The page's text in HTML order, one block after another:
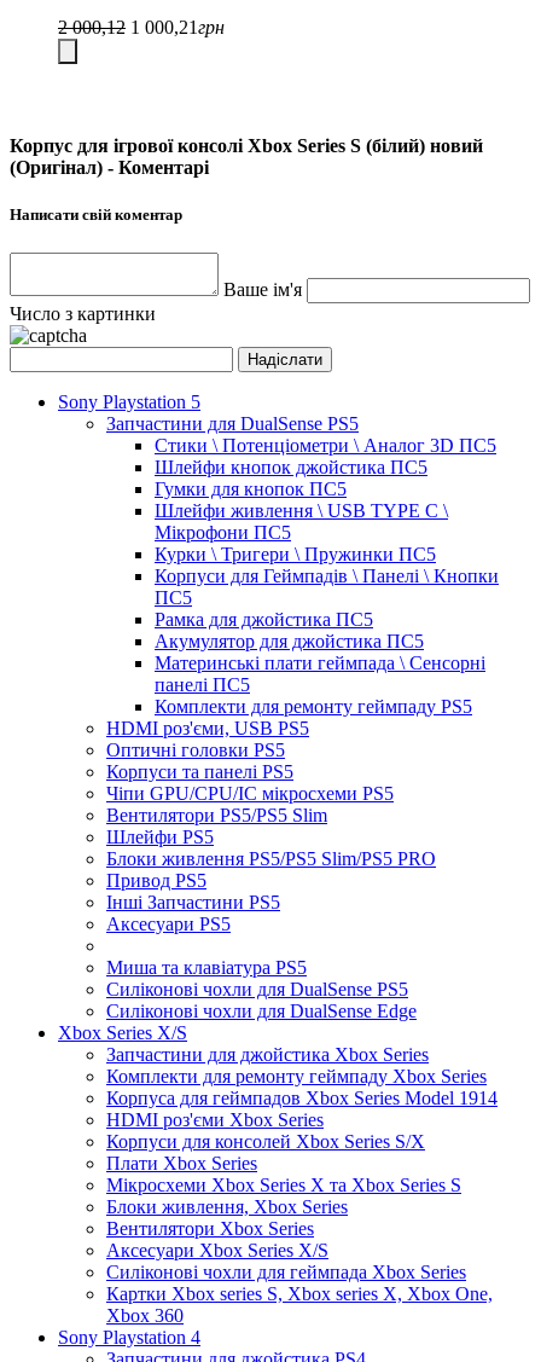
2 000,12 1 000,21грн
Корпус для ігрової консолі Xbox Series S (білий) новий
(Оригінал) - Коментарі
Написати свій коментар
Ваше ім'я
Число з картинки
Sony Playstation 5
Запчастини для DualSense PS5
Стики \ Потенціометри \ Аналог 3D ПС5
Шлейфи кнопок джойстика ПС5
Гумки для кнопок ПС5
Шлейфи живлення \ USB TYPE C \
Мікрофони ПС5
Курки \ Тригери \ Пружинки ПС5
Корпуси для Геймпадів \ Панелі \ Кнопки
ПС5
Рамка для джойстика ПС5
Акумулятор для джойстика ПС5
Материнські плати геймпада \ Сенсорні
панелі ПС5
Комплекти для ремонту геймпаду PS5
HDMI роз'єми, USB PS5
Оптичні головки PS5
Корпуси та панелі PS5
Чіпи GPU/CPU/IC мікросхеми PS5
Вентилятори PS5/PS5 Slim
Шлейфи PS5
Блоки живлення PS5/PS5 Slim/PS5 PRO
Привод PS5
Інші Запчастини PS5
Аксесуари PS5
Миша та клавіатура PS5
Силіконові чохли для DualSense PS5
Силіконові чохли для DualSense Edge
Xbox Series X/S
Запчастини для джойстика Xbox Series
Комплекти для ремонту геймпаду Xbox Series
Корпуса для геймпадов Xbox Series Model 1914
HDMI роз'єми Xbox Series
Корпуси для консолей Xbox Series S/X
Плати Xbox Series
Мікросхеми Xbox Series X та Xbox Series S
Блоки живлення, Xbox Series
Вентилятори Xbox Series
Аксесуари Xbox Series X/S
Силіконові чохли для геймпада Xbox Series
Картки Xbox series S, Xbox series X, Xbox One,
Xbox 360
Sony Playstation 4